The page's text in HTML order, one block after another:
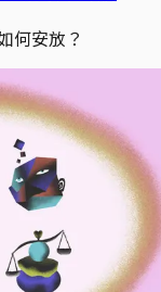
何安放？